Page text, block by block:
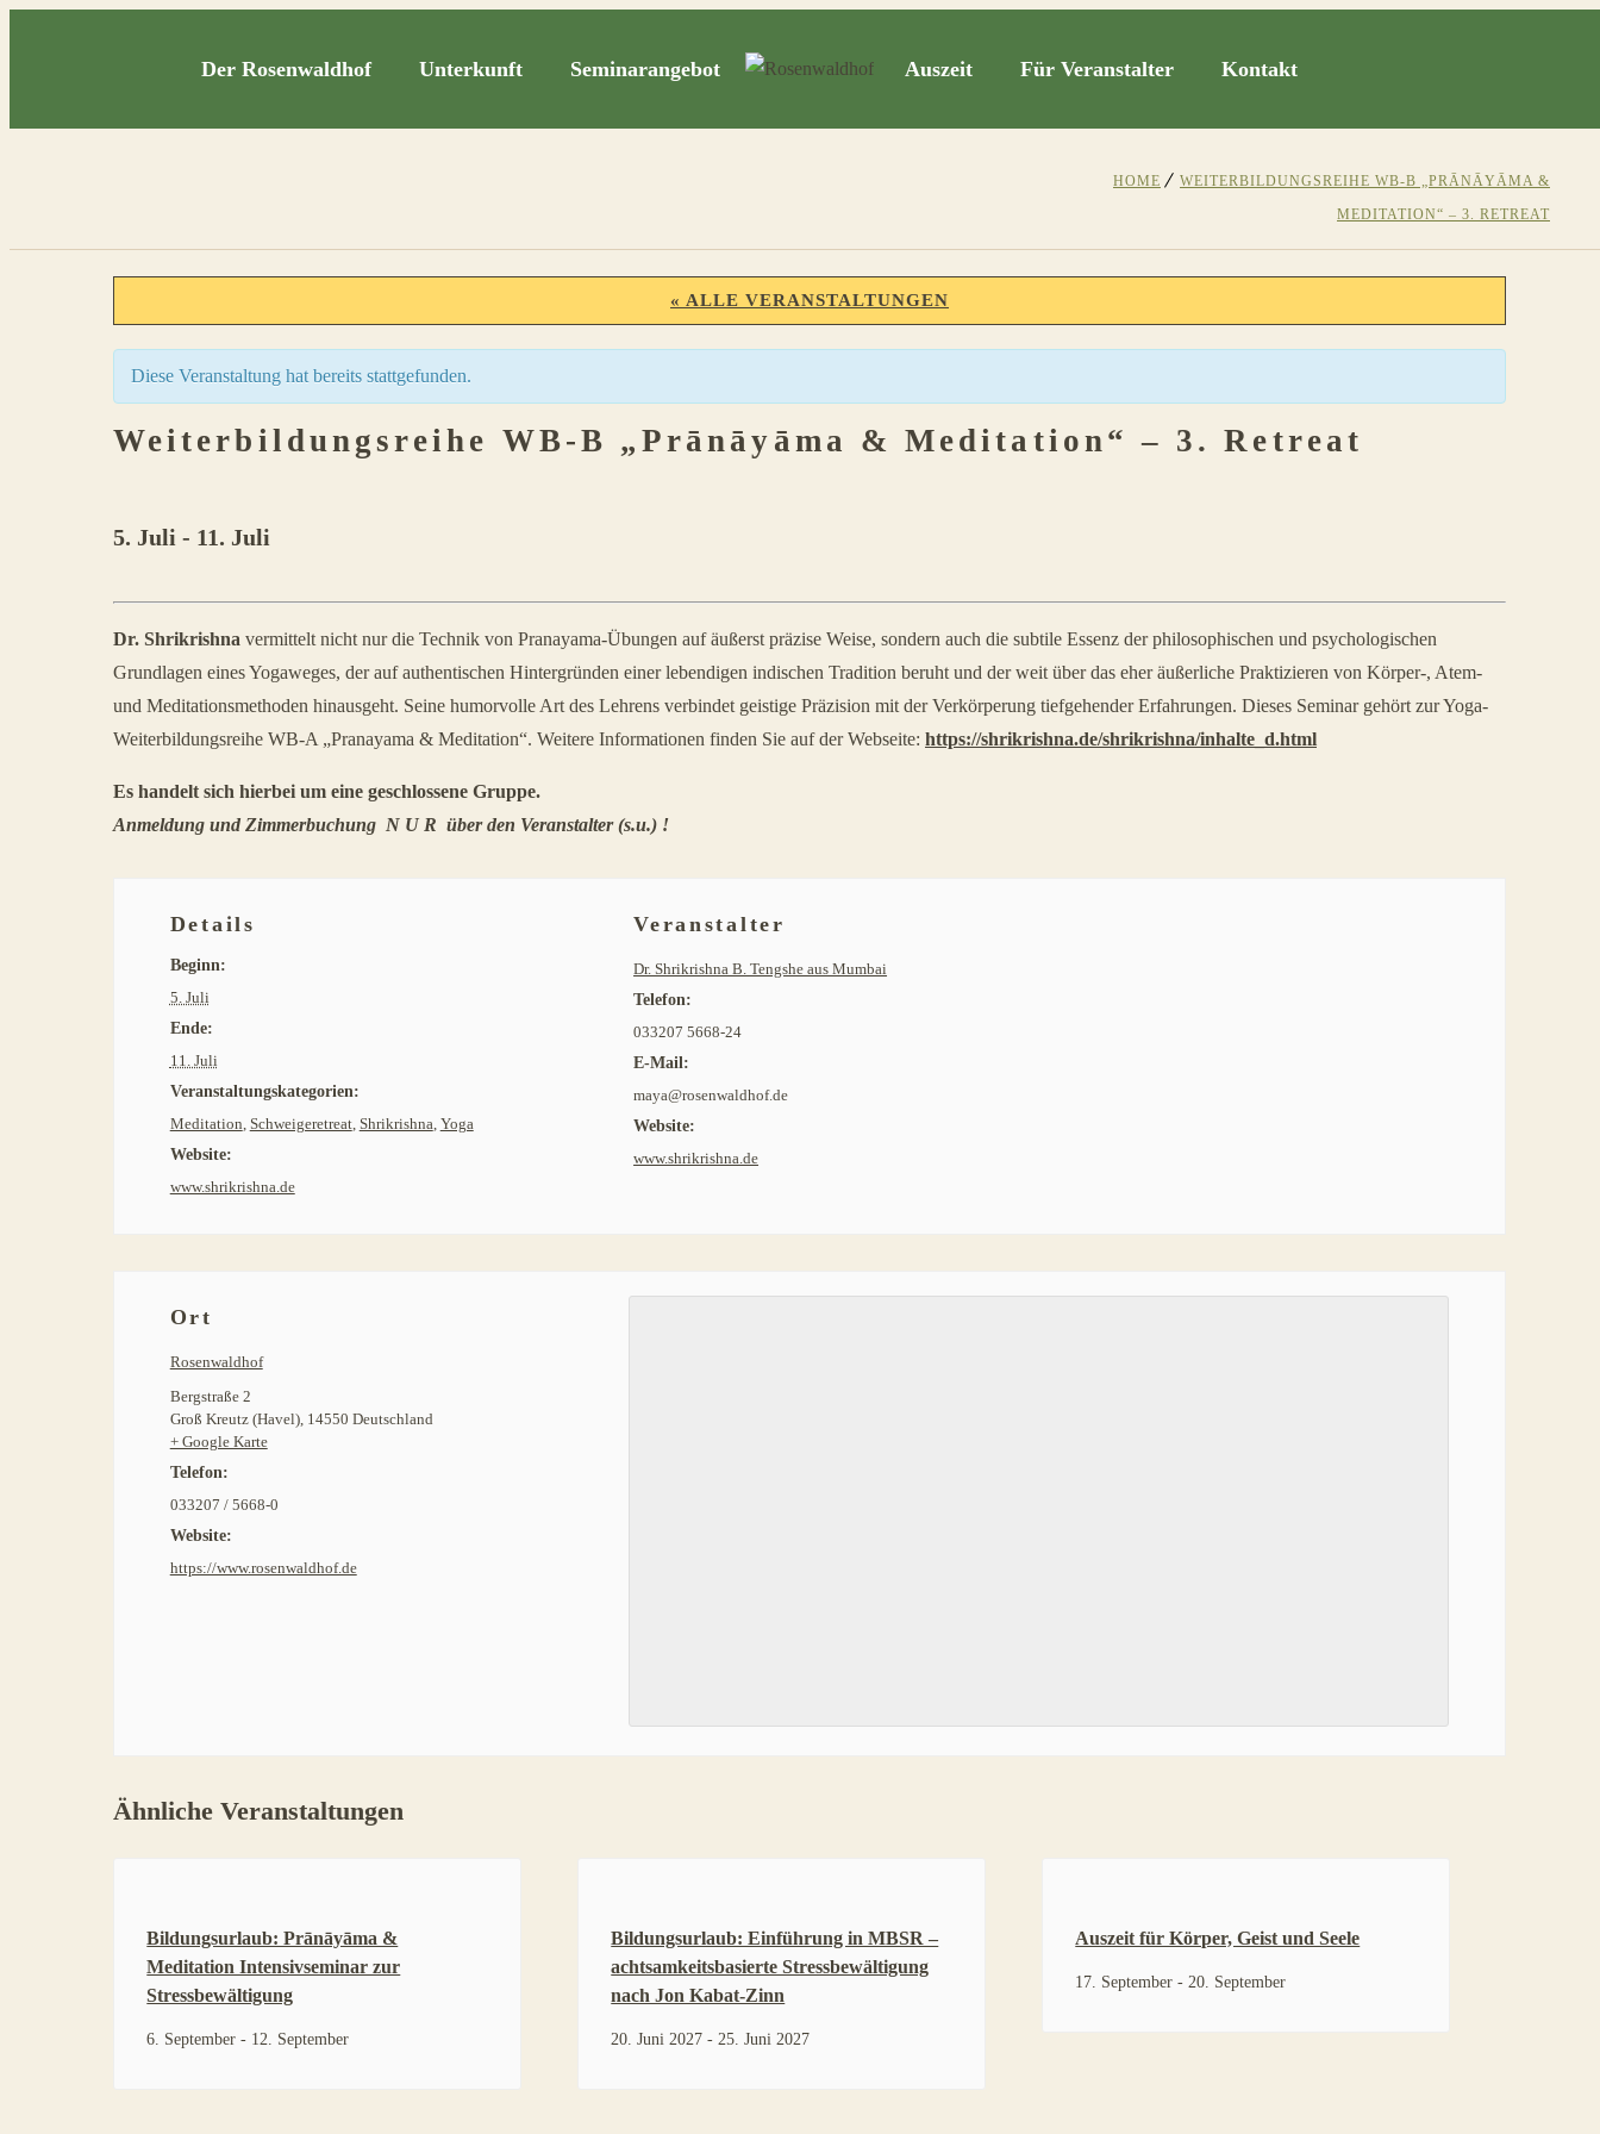
Der Rosenwaldhof Unterkunft Seminarangebot Auszeit Für Veranstalter Kontakt
HOME
WEITERBILDUNGSREIHE WB-B „PRĀNĀYĀMA &
MEDITATION“ – 3. RETREAT
« ALLE VERANSTALTUNGEN
Diese Veranstaltung hat bereits stattgefunden.
Weiterbildungsreihe WB-B „Prānāyāma & Meditation“ – 3. Retreat
5. Juli - 11. Juli
Veranstaltung
Navigation
Dr. Shrikrishna vermittelt nicht nur die Technik von Pranayama-Übungen auf äußerst präzise Weise, sondern auch die subtile Essenz der philosophischen und psychologischen
Grundlagen eines Yogaweges, der auf authentischen Hintergründen einer lebendigen indischen Tradition beruht und der weit über das eher äußerliche Praktizieren von Körper-, Atem-
und Meditationsmethoden hinausgeht. Seine humorvolle Art des Lehrens verbindet geistige Präzision mit der Verkörperung tiefgehender Erfahrungen. Dieses Seminar gehört zur Yoga-
Weiterbildungsreihe WB-A „Pranayama & Meditation“. Weitere Informationen finden Sie auf der Webseite: https://shrikrishna.de/shrikrishna/inhalte_d.html
Es handelt sich hierbei um eine geschlossene Gruppe.
Anmeldung und Zimmerbuchung N U R über den Veranstalter (s.u.) !
Details
Beginn:
5. Juli
Ende:
11. Juli
Veranstaltungskategorien:
Meditation, Schweigeretreat, Shrikrishna, Yoga
Website:
www.shrikrishna.de
Veranstalter
Dr. Shrikrishna B. Tengshe aus Mumbai
Telefon:
033207 5668-24
E-Mail:
maya@rosenwaldhof.de
Website:
www.shrikrishna.de
Ort
Rosenwaldhof
Bergstraße 2
Groß Kreutz (Havel), 14550 Deutschland
+ Google Karte
Telefon:
033207 / 5668-0
Website:
https://www.rosenwaldhof.de
Ähnliche Veranstaltungen
Bildungsurlaub: Prānāyāma &
Meditation Intensivseminar zur
Stressbewältigung
6. September - 12. September
Bildungsurlaub: Einführung in MBSR –
achtsamkeitsbasierte Stressbewältigung
nach Jon Kabat-Zinn
20. Juni 2027 -25. Juni 2027
Auszeit für Körper, Geist und Seele
17. September -20. September